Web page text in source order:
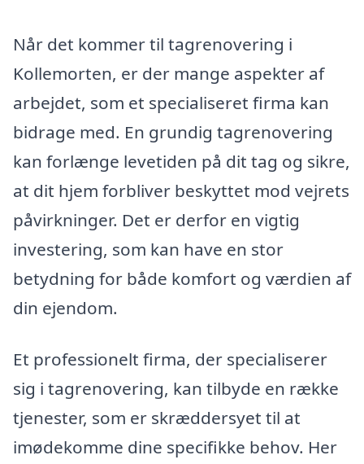
Når det kommer til tagrenovering i
Kollemorten, er der mange aspekter af
arbejdet, som et specialiseret firma kan
bidrage med. En grundig tagrenovering
kan forlænge levetiden på dit tag og sikre,
at dit hjem forbliver beskyttet mod vejrets
påvirkninger. Det er derfor en vigtig
investering, som kan have en stor
betydning for både komfort og værdien af
din ejendom.
Et professionelt firma, der specialiserer
sig i tagrenovering, kan tilbyde en række
tjenester, som er skræddersyet til at
imødekomme dine specifikke behov. Her